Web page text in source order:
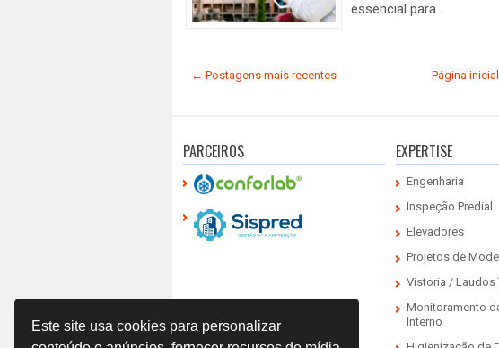
Este site usa cookies para personalizar
essencial para...
← Postagens mais recentes Página inicial
PARCEIROS EXPERTISE
Engenharia
Inspeção Predial
Elevadores
Projetos de
Vistoria / Laudos
Monitoramento
Interno